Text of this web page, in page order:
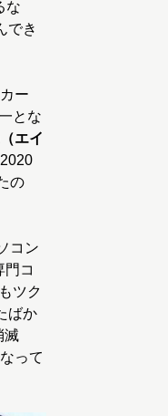
な
でき
ー
とな
エイ
の
コン
コ
ツク
ばか
滅
って